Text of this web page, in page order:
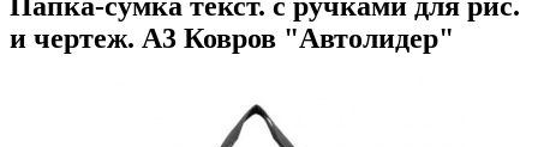
и чертеж. А3 Ковров "Автолидер"